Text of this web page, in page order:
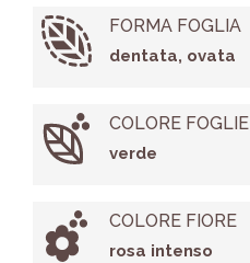
FORMA FOGLIA
dentata, ovata
COLORE FOGLIE
verde
COLORE FIORE
rosa intenso